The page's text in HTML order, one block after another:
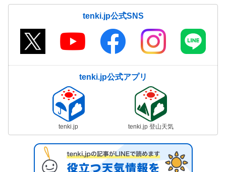
tenki.jp公式SNS
tenki.jp公式アプリ
tenki.jp tenki.jp 登山天気